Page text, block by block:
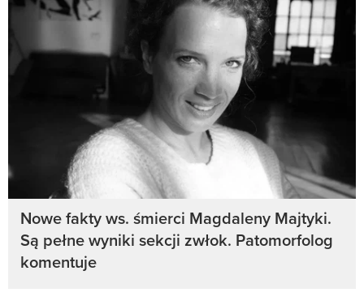
Nowe fakty ws. śmierci Magdaleny Majtyki.
Są pełne wyniki sekcji zwłok. Patomorfolog
komentuje